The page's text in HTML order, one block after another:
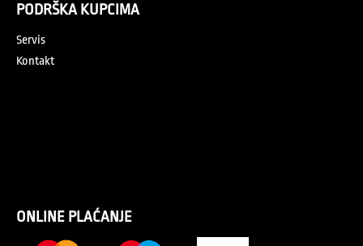
PODRŠKA KUPCIMA
Servis
Kontakt
ONLINE PLAĆANJE